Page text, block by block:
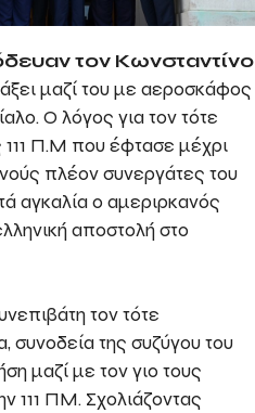
τον Κωνσταντίνο
μαζί του με αεροσκάφος
Ο λόγος για τον τότε
111 Π.Μ που έφτασε μέχρι
πλέον συνεργάτες του
αγκαλία ο αμεριρκανός
αποστολή στο
τον τότε
συνοδεία της συζύγου του
μαζί με τον γιο τους
111 ΠΜ. Σχολιάζοντας